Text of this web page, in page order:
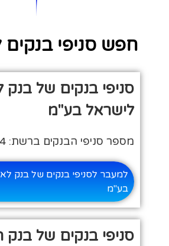
חפש סניפי
סניפי בנקים של בנק
לישראל בע"מ
מספר סניפי הבנקים ברשת: 294
למעבר לסניפי בנקים של בנק
בע"מ
סניפי בנקים של בנק